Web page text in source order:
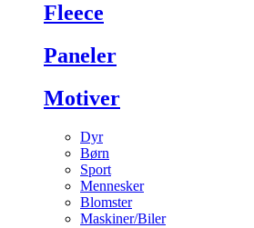
Fleece
Paneler
Motiver
Dyr
Børn
Sport
Mennesker
Blomster
Maskiner/Biler